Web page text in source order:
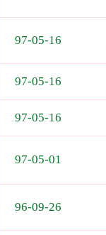
、
期、
97-05-16
97-05-16
97-05-16
97-05-01
96-09-26